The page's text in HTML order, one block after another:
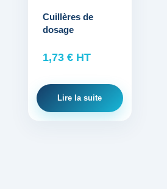
Cuillères de
dosage
1,73 € HT
Lire la suite